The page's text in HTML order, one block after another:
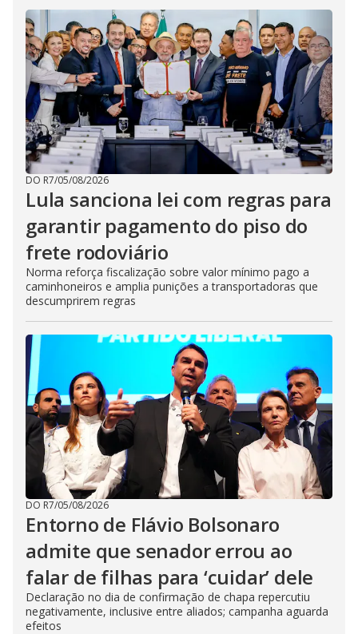
DO R7/05/08/2026
Lula sanciona lei com regras para
garantir pagamento do piso do
frete rodoviário
Norma reforça fiscalização sobre valor mínimo pago a
caminhoneiros e amplia punições a transportadoras que
descumprirem regras
DO R7/05/08/2026
Entorno de Flávio Bolsonaro
admite que senador errou ao
falar de filhas para ‘cuidar’ dele
Declaração no dia de confirmação de chapa repercutiu
negativamente, inclusive entre aliados; campanha aguarda
efeitos